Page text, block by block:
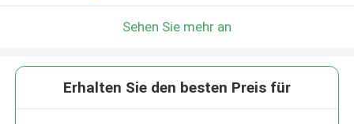
Sehen Sie mehr an
Erhalten Sie den besten Preis für